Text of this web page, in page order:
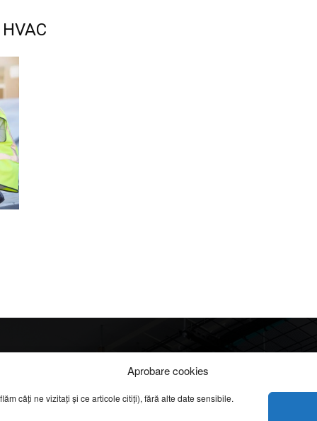
Aprobare cookies
câți ne vizitați și ce articole citiți), fără alte date sensibile.
Info
DESPRE NOI